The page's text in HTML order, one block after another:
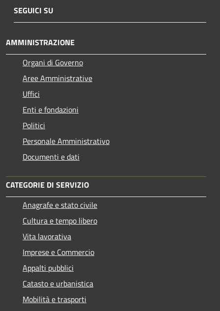
SEGUICI SU
AMMINISTRAZIONE
Organi di Governo
Aree Amministrative
Uffici
Enti e fondazioni
Politici
Personale Amministrativo
Documenti e dati
CATEGORIE DI SERVIZIO
Anagrafe e stato civile
Cultura e tempo libero
Vita lavorativa
Imprese e Commercio
Appalti pubblici
Catasto e urbanistica
Mobilità e trasporti